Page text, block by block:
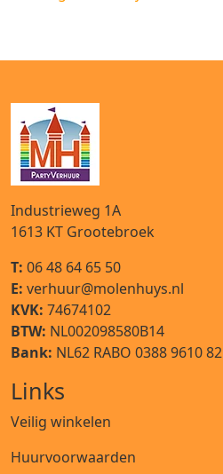
Industrieweg 1A
1613 KT Grootebroek
T: 06 48 64 65 50
E: verhuur@molenhuys.nl
KVK: 74674102
BTW: NL002098580B14
Bank: NL62 RABO 0388 9610 82
Links
Veilig winkelen
Huurvoorwaarden